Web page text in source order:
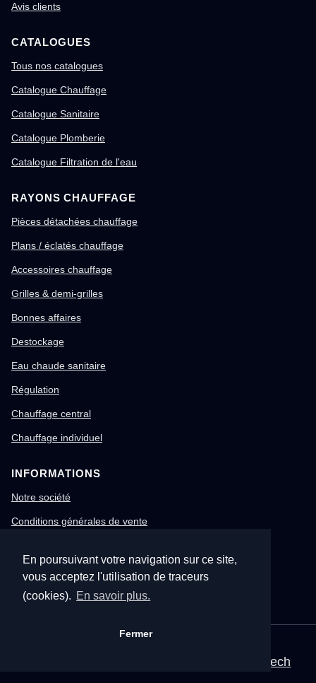
En poursuivant votre navigation sur ce site,
vous acceptez l'utilisation de traceurs
(cookies). En savoir plus.
Fermer
Avis clients
CATALOGUES
Tous nos catalogues
Catalogue Chauffage
Catalogue Sanitaire
Catalogue Plomberie
Catalogue Filtration de l'eau
RAYONS CHAUFFAGE
Pièces détachées chauffage
Plans / éclatés chauffage
Accessoires chauffage
Grilles & demi-grilles
Bonnes affaires
Destockage
Eau chaude sanitaire
Régulation
Chauffage central
Chauffage individuel
INFORMATIONS
Notre société
Conditions générales de vente
Gestion des cookies
Confidentialité & RGPD
Site corporate Nitech